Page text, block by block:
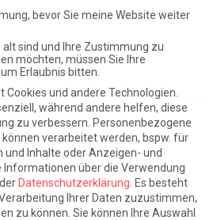
Der grausame Garten
NICHT
bevor Sie meine Website weiter
sind und Ihre Zustimmung zu
möchten, müssen Sie Ihre
Erlaubnis bitten.
Cookies und andere Technologien.
während andere helfen, diese
zu verbessern. Personenbezogene
verarbeitet werden, bspw. für
Inhalte oder Anzeigen- und
Informationen über die Verwendung
Datenschutzerklärung Es besteht
Ihrer Daten zuzustimmen,
zu können. Sie können Ihre Auswahl